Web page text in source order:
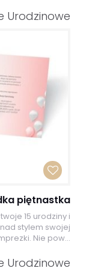
Urodzinowe
piętnastka
15 urodziny i
stylem swojej
Nie pow...
Urodzinowe